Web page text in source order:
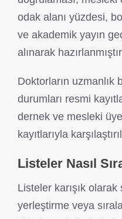
odak alanı yüzdesi,
ve akademik yayın
alınarak
Doktorların uzmanlık
durumları resmi
dernek ve mesleki
kayıtlarıyla
Listeler Nasıl
Listeler karışık
yerleştirme veya